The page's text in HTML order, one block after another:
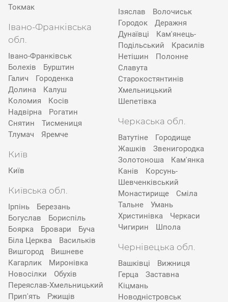
Токмак
Івано-Франківська
обл.
Івано-Франківськ
Болехів
Бурштин
Галич
Городенка
Долина
Калуш
Коломия
Косів
Надвірна
Рогатин
Снятин
Тисмениця
Тлумач
Яремче
Київ
Київ
Київська обл.
Ірпінь
Березань
Богуслав
Бориспіль
Боярка
Бровари
Буча
Біла Церква
Васильків
Вишгород
Вишневе
Кагарлик
Миронівка
Новосілки
Обухів
Переяслав-Хмельницький
Прип'ять
Ржищів
Ізяслав
Волочиськ
Городок
Деражня
Дунаївці
Кам'янець-
Подільський
Красилів
Нетішин
Полонне
Славута
Старокостянтинів
Хмельницький
Шепетівка
Черкаська обл.
Ватутіне
Городище
Жашків
Звенигородка
Золотоноша
Кам'янка
Канів
Корсунь-
Шевченківський
Монастирище
Сміла
Тальне
Умань
Христинівка
Черкаси
Чигирин
Шпола
Чернівецька обл.
Вашківці
Вижниця
Герца
Заставна
Кіцмань
Новодністровськ